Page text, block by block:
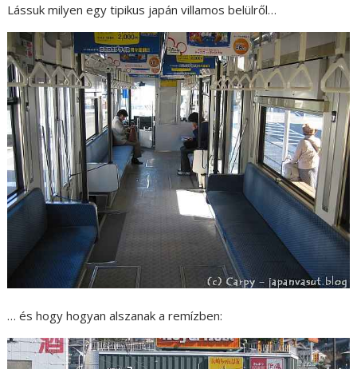
Lássuk milyen egy tipikus japán villamos belülről…
… és hogy hogyan alszanak a remízben: